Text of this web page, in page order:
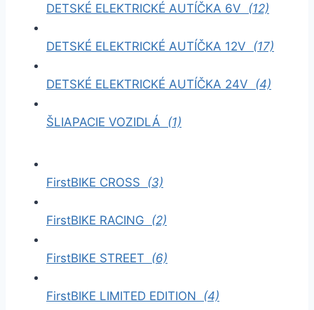
DETSKÉ ELEKTRICKÉ AUTÍČKA 6V (12)
DETSKÉ ELEKTRICKÉ AUTÍČKA 12V (17)
DETSKÉ ELEKTRICKÉ AUTÍČKA 24V (4)
ŠLIAPACIE VOZIDLÁ (1)
FirstBIKE CROSS (3)
FirstBIKE RACING (2)
FirstBIKE STREET (6)
FirstBIKE LIMITED EDITION (4)